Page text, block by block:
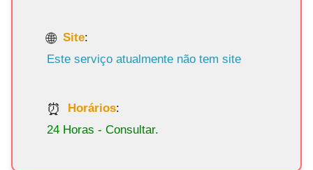
Site:
Este serviço atualmente não tem site
Horários:
24 Horas - Consultar.